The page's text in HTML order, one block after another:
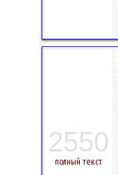
2550
полный текст